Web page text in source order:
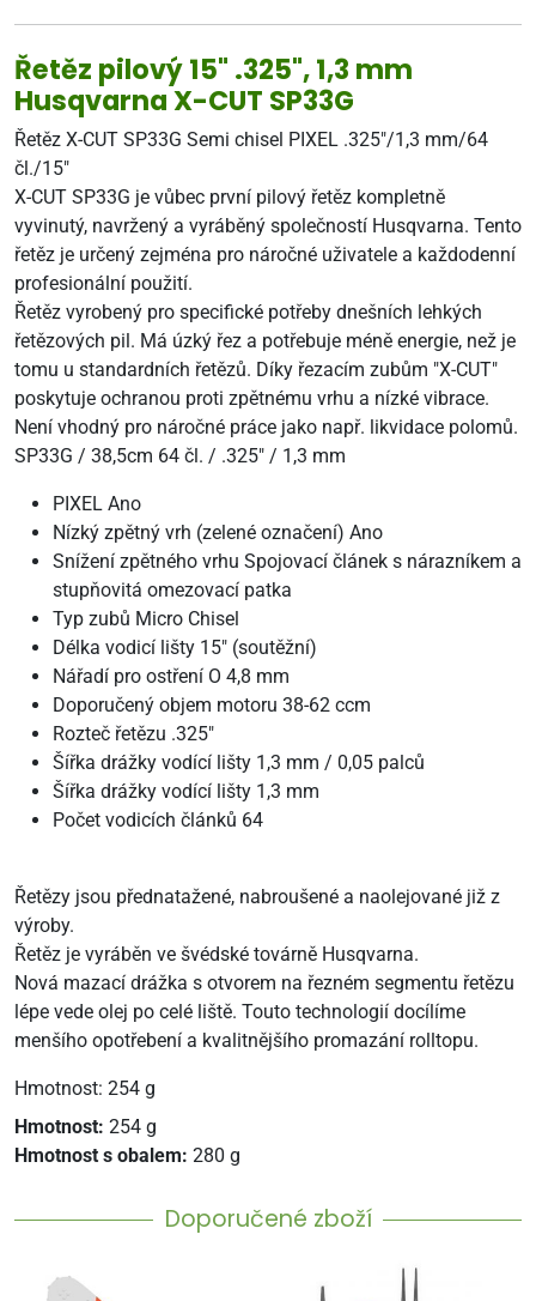
Řetěz pilový 15" .325", 1,3 mm
Husqvarna X-CUT SP33G
Řetěz X-CUT SP33G Semi chisel PIXEL .325"/1,3 mm/64
čl./15"
X-CUT SP33G je vůbec první pilový řetěz kompletně
vyvinutý, navržený a vyráběný společností Husqvarna. Tento
řetěz je určený zejména pro náročné uživatele a každodenní
profesionální použití.
Řetěz vyrobený pro specifické potřeby dnešních lehkých
řetězových pil. Má úzký řez a potřebuje méně energie, než je
tomu u standardních řetězů. Díky řezacím zubům "X-CUT"
poskytuje ochranou proti zpětnému vrhu a nízké vibrace.
Není vhodný pro náročné práce jako např. likvidace polomů.
SP33G / 38,5cm 64 čl. / .325" / 1,3 mm
PIXEL Ano
Nízký zpětný vrh (zelené označení) Ano
Snížení zpětného vrhu Spojovací článek s nárazníkem a
stupňovitá omezovací patka
Typ zubů Micro Chisel
Délka vodicí lišty 15" (soutěžní)
Nářadí pro ostření O 4,8 mm
Doporučený objem motoru 38-62 ccm
Rozteč řetězu .325"
Šířka drážky vodící lišty 1,3 mm / 0,05 palců
Šířka drážky vodící lišty 1,3 mm
Počet vodicích článků 64
Řetězy jsou přednatažené, nabroušené a naolejované již z
výroby.
Řetěz je vyráběn ve švédské továrně Husqvarna.
Nová mazací drážka s otvorem na řezném segmentu řetězu
lépe vede olej po celé liště. Touto technologií docílíme
menšího opotřebení a kvalitnějšího promazání rolltopu.
Hmotnost: 254 g
Hmotnost: 254 g
Hmotnost s obalem: 280 g
Doporučené zboží